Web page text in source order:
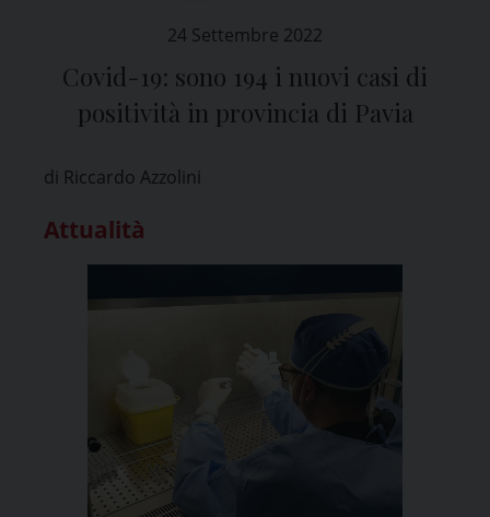
24 Settembre 2022
Covid-19: sono 194 i nuovi casi di
positività in provincia di Pavia
di Riccardo Azzolini
Attualità